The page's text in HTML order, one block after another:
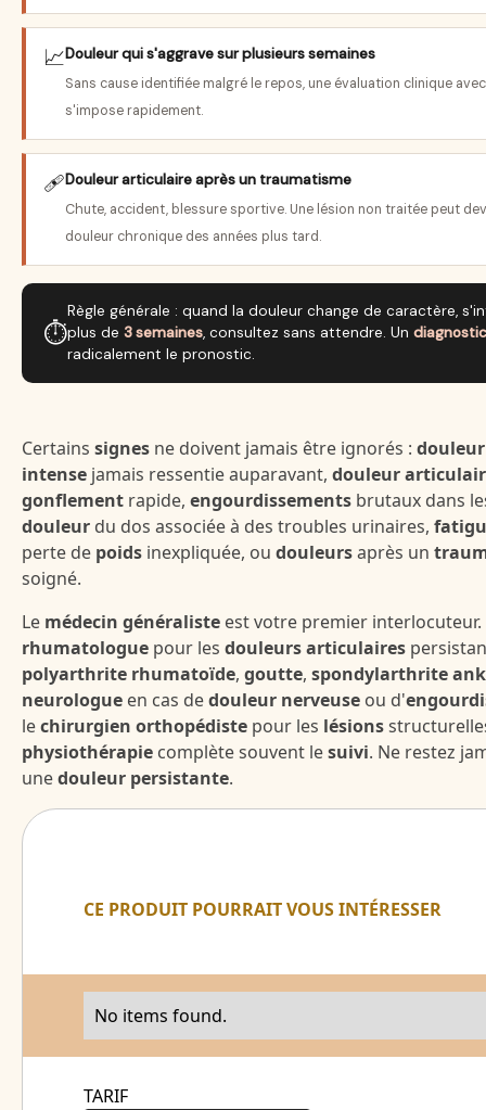
📈Douleur qui s'aggrave sur plusieurs semaines
Sans cause identifiée malgré le repos, une évaluation clinique
s'impose rapidement.
🩹Douleur articulaire après un traumatisme
Chute, accident, blessure sportive. Une lésion non traitée peut
douleur chronique des années plus tard.
⏱
Règle générale : quand la douleur change de caractère,
plus de 3 semaines, consultez sans attendre. Un
radicalement le pronostic.
Certains signes ne doivent jamais être ignorés : douleur
intense jamais ressentie auparavant, douleur
gonflement rapide, engourdissements brutaux dans
douleur du dos associée à des troubles urinaires,
perte de poids inexpliquée, ou douleursaprès un
soigné.
Le médecin généraliste est votre premier
rhumatologue pour les douleurs articulaires
polyarthrite rhumatoïde, goutte, spondylarthrite
neurologue en cas dedouleur nerveuse ou d'
lechirurgien orthopédiste pour les lésions
physiothérapie complète souvent lesuivi. Ne restez
unedouleur persistante.
CE PRODUIT POURRAIT VOUS INTÉRESSER
No items found.
TARIF